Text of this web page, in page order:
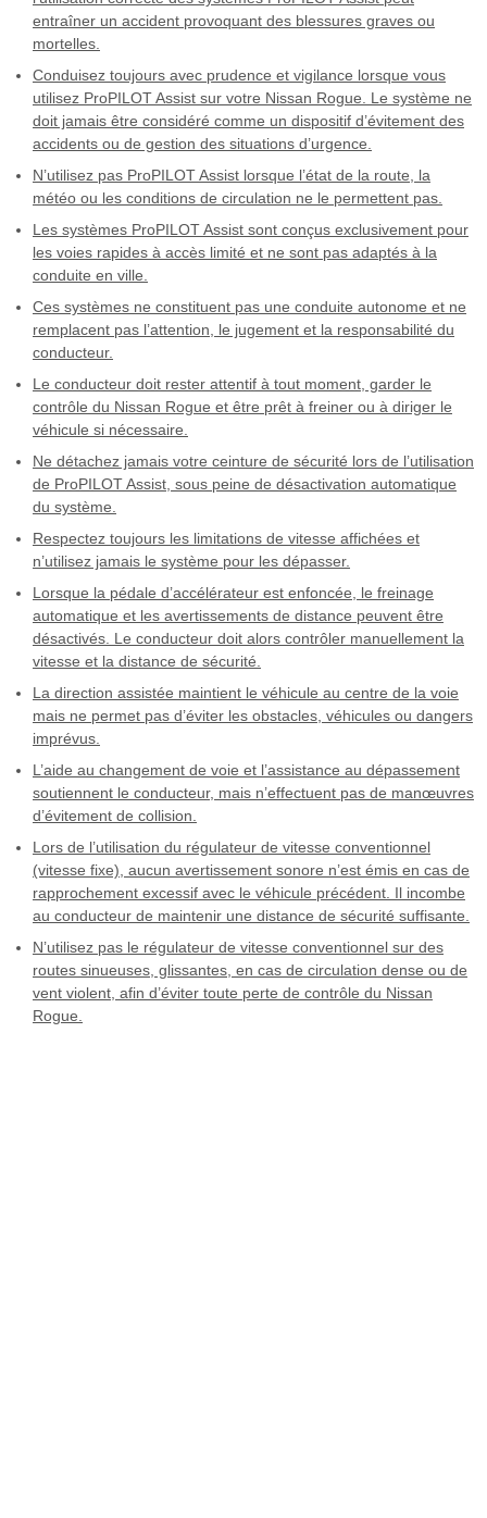
entraîner un accident provoquant des blessures graves ou
mortelles.
Conduisez toujours avec prudence et vigilance lorsque vous
utilisez ProPILOT Assist sur votre Nissan Rogue. Le système ne
doit jamais être considéré comme un dispositif d’évitement des
accidents ou de gestion des situations d’urgence.
N’utilisez pas ProPILOT Assist lorsque l’état de la route, la
météo ou les conditions de circulation ne le permettent pas.
Les systèmes ProPILOT Assist sont conçus exclusivement pour
les voies rapides à accès limité et ne sont pas adaptés à la
conduite en ville.
Ces systèmes ne constituent pas une conduite autonome et ne
remplacent pas l’attention, le jugement et la responsabilité du
conducteur.
Le conducteur doit rester attentif à tout moment, garder le
contrôle du Nissan Rogue et être prêt à freiner ou à diriger le
véhicule si nécessaire.
Ne détachez jamais votre ceinture de sécurité lors de l’utilisation
de ProPILOT Assist, sous peine de désactivation automatique
du système.
Respectez toujours les limitations de vitesse affichées et
n’utilisez jamais le système pour les dépasser.
Lorsque la pédale d’accélérateur est enfoncée, le freinage
automatique et les avertissements de distance peuvent être
désactivés. Le conducteur doit alors contrôler manuellement la
vitesse et la distance de sécurité.
La direction assistée maintient le véhicule au centre de la voie
mais ne permet pas d’éviter les obstacles, véhicules ou dangers
imprévus.
L’aide au changement de voie et l’assistance au dépassement
soutiennent le conducteur, mais n’effectuent pas de manœuvres
d’évitement de collision.
Lors de l’utilisation du régulateur de vitesse conventionnel
(vitesse fixe), aucun avertissement sonore n’est émis en cas de
rapprochement excessif avec le véhicule précédent. Il incombe
au conducteur de maintenir une distance de sécurité suffisante.
N’utilisez pas le régulateur de vitesse conventionnel sur des
routes sinueuses, glissantes, en cas de circulation dense ou de
vent violent, afin d’éviter toute perte de contrôle du Nissan
Rogue.